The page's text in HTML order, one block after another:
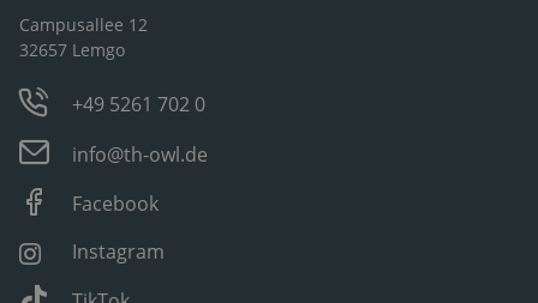
Campusallee 12
32657 Lemgo
+49 5261 702 0
info@th-owl.de
Facebook
Instagram